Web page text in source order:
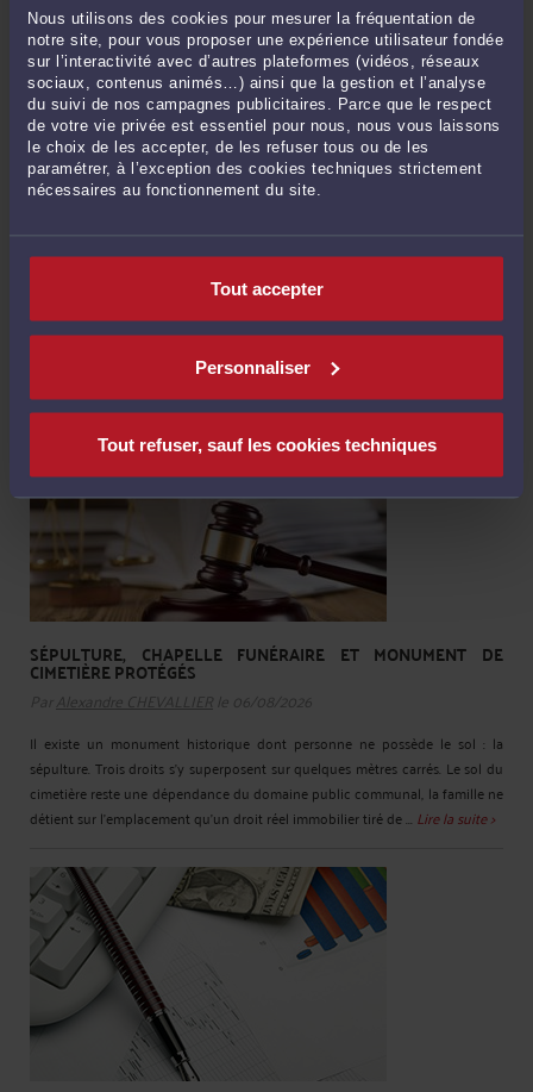
Nous utilisons des cookies pour mesurer la fréquentation de
notre site, pour vous proposer une expérience utilisateur fondée
sur l’interactivité avec d’autres plateformes (vidéos, réseaux
sociaux, contenus animés…) ainsi que la gestion et l’analyse
du suivi de nos campagnes publicitaires. Parce que le respect
de votre vie privée est essentiel pour nous, nous vous laissons
le choix de les accepter, de les refuser tous ou de les
paramétrer, à l’exception des cookies techniques strictement
nécessaires au fonctionnement du site.
Tout accepter
Personnaliser
Tout refuser, sauf les cookies techniques
OBLIGATION DE LOYAUTÉ ET FIDÉLITÉ DU DIRIGEANT DE
ParGoulven LE NYle 06/08/2026
Obligation de loyauté et de fidélité du dirigeant de société La Cour de
sans concurrence déloyale, une obligation de loyauté et de fidélité
interdisant la création d'une concurrente ...
Lire la suite >
SÉPULTURE, CHAPELLE FUNÉRAIRE ET MONUMENT DE
CIMETIÈRE PROTÉGÉS
Par Alexandre CHEVALLIER le 06/08/2026
Il existe un monument historique dont personne ne possède le sol : la
sépulture. Trois droits s'y superposent sur quelques mètres carrés. Le sol du
cimetière reste une dépendance du domaine public communal, la famille ne
détient sur l'emplacement qu'un droit réel immobilier tiré de ... Lire la suite >